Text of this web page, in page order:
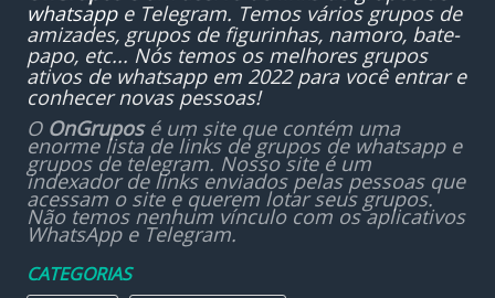
whatsappe Telegram. Temos vários grupos de
amizades, grupos de figurinhas, namoro, bate-
papo, etc... Nós temos os melhores grupos
ativos de whatsapp em 2022 para você entrar e
conhecer novas pessoas!
O OnGruposé um site que contém uma
enorme lista de links de grupos de whatsapp e
grupos de telegram. Nosso site é um
indexador de links enviados pelas pessoas que
acessam o site e querem lotar seus grupos.
Não temos nenhum vínculo com os aplicativos
WhatsApp e Telegram.
CATEGORIAS